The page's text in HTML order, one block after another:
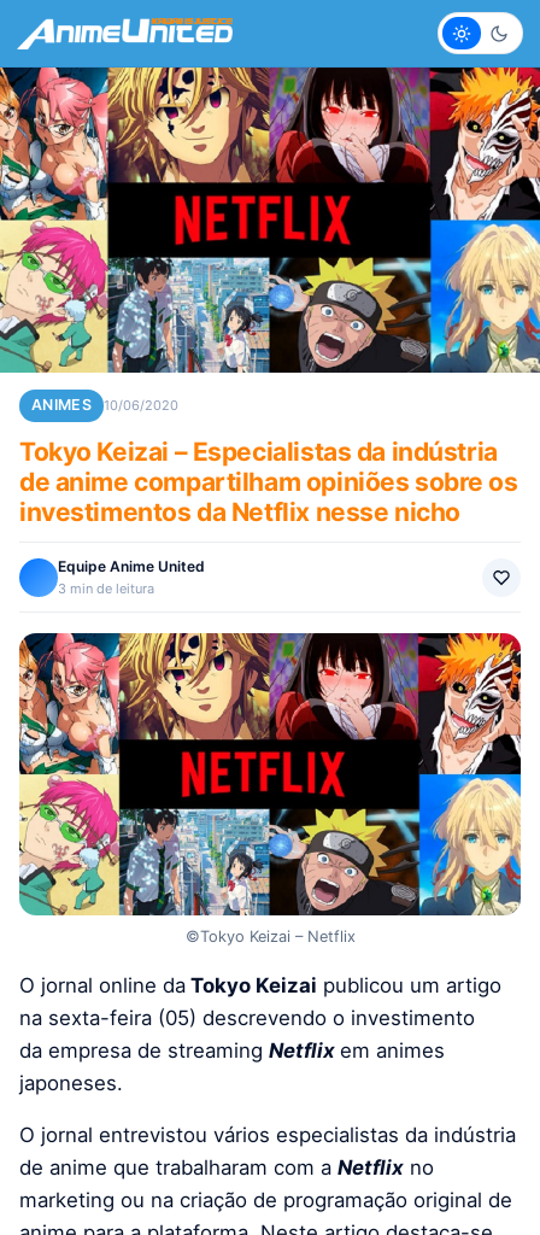
Claro
ANIMES 10/06/2020
Tokyo Keizai – Especialistas da indústria
de anime compartilham opiniões sobre os
investimentos da Netflix nesse nicho
Equipe Anime United
3 min de leitura
©Tokyo Keizai – Netflix
O jornal online da Tokyo Keizai publicou um artigo
na sexta-feira (05) descrevendo o investimento
da empresa de streaming Netflix em animes
japoneses.
O jornal entrevistou vários especialistas da indústria
de anime que trabalharam com a Netflix no
marketing ou na criação de programação original de